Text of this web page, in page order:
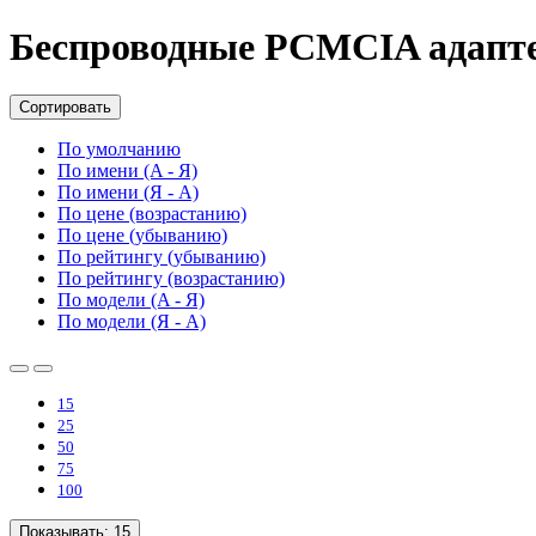
Беспроводные PCMCIA
Сортировать
По умолчанию
По имени (A - Я)
По имени (Я - A)
По цене (возрастанию)
По цене (убыванию)
По рейтингу (убыванию)
По рейтингу (возрастанию)
По модели (A - Я)
По модели (Я - A)
15
25
50
75
100
Показывать: 15